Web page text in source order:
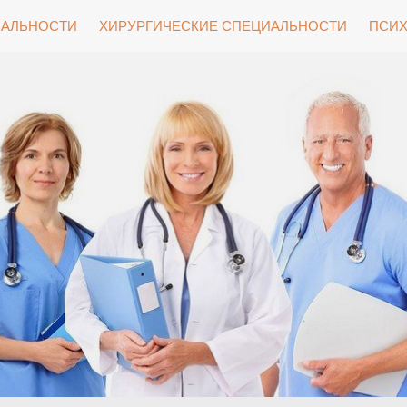
ХИРУРГИЧЕСКИЕ СПЕЦИАЛЬНОСТИ